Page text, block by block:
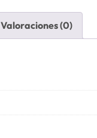
Valoraciones (0)